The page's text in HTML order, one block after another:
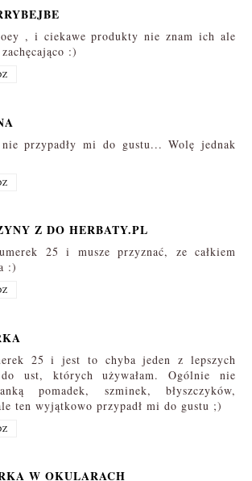
, i ciekawe produkty nie znam ich ale
:)
przypadły mi do gustu... Wolę jednak
Z DO HERBATY.PL
25 i musze przyznać, ze całkiem
:)
25 i jest to chyba jeden z lepszych
ust, których używałam. Ogólnie nie
pomadek, szminek, błyszczyków,
ten wyjątkowo przypadł mi do gustu ;)
W OKULARACH